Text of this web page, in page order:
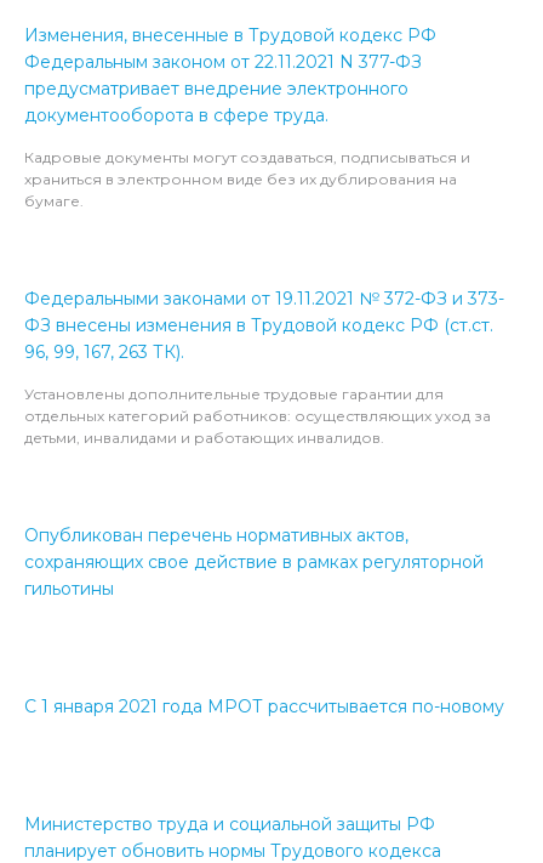
Изменения, внесенные в Трудовой кодекс РФ
Федеральным законом от 22.11.2021 N 377-ФЗ
предусматривает внедрение электронного
документооборота в сфере труда.
Кадровые документы могут создаваться, подписываться и
храниться в электронном виде без их дублирования на
бумаге.
Федеральными законами от 19.11.2021 № 372-ФЗ и 373-
ФЗ внесены изменения в Трудовой кодекс РФ (ст.ст.
96, 99, 167, 263 ТК).
Установлены дополнительные трудовые гарантии для
отдельных категорий работников: осуществляющих уход за
детьми, инвалидами и работающих инвалидов.
Опубликован перечень нормативных актов,
сохраняющих свое действие в рамках регуляторной
гильотины
С 1 января 2021 года МРОТ рассчитывается по-новому
Министерство труда и социальной защиты РФ
планирует обновить нормы Трудового кодекса